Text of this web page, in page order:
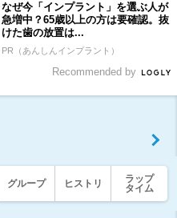
なぜ今「インプラント」を選ぶ人が
急増中？65歳以上の方は要確認。抜
けた歯の放置は...
PR（あんしんインプラント）
Recommended by
グループ ヒストリ
ラップ
タイム